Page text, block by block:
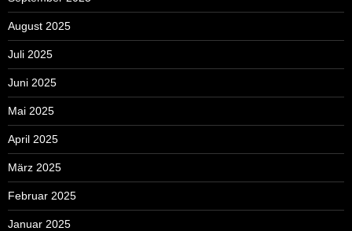
August 2025
Juli 2025
Juni 2025
Mai 2025
April 2025
März 2025
Februar 2025
Januar 2025